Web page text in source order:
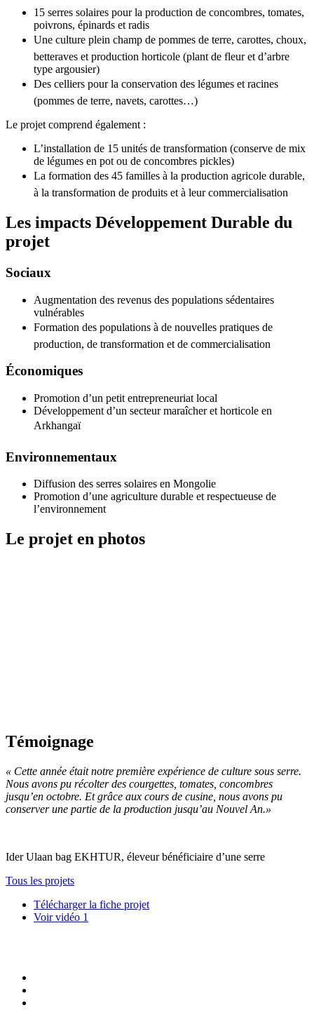
15 serres solaires pour la production de concombres, tomates,
poivrons, épinards et radis
Une culture plein champ de pommes de terre, carottes, choux,
betteraves et production horticole (plant de fleur et d’arbre
type argousier)
Des celliers pour la conservation des légumes et racines
(pommes de terre, navets, carottes…)
Le projet comprend également :
L’installation de 15 unités de transformation (conserve de mix
de légumes en pot ou de concombres pickles)
La formation des 45 familles à la production agricole durable,
à la transformation de produits et à leur commercialisation
Les impacts Développement Durable du
projet
Sociaux
Augmentation des revenus des populations sédentaires
vulnérables
Formation des populations à de nouvelles pratiques de
production, de transformation et de commercialisation
Économiques
Promotion d’un petit entrepreneuriat local
Développement d’un secteur maraîcher et horticole en
Arkhangaï
Environnementaux
Diffusion des serres solaires en Mongolie
Promotion d’une agriculture durable et respectueuse de
l’environnement
Le projet en photos
Témoignage
« Cette année était notre première expérience de culture sous serre.
Nous avons pu récolter des courgettes, tomates, concombres
jusqu’en octobre. Et grâce aux cours de cusine, nous avons pu
conserver une partie de la production jusqu’au Nouvel An.»
Ider Ulaan bag EKHTUR, éleveur bénéficiaire d’une serre
Tous les projets
Télécharger la fiche projet
Voir vidéo 1